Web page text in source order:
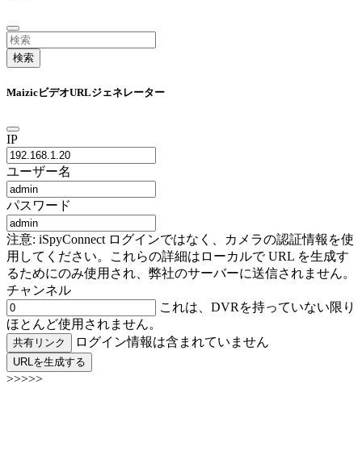
検索
MaizicビデオURLジェネレーター
IP
ユーザー名
パスワード
注意: iSpyConnect ログインではなく、カメラの認証情報を使
用してください。これらの詳細はローカルで URL を生成す
るためにのみ使用され、弊社のサーバーに送信されません。
チャンネル
これは、DVRを持っていない限り
ほとんど使用されません。
共有リンク ログイン情報は含まれていません
URLを生成する
>>>>>